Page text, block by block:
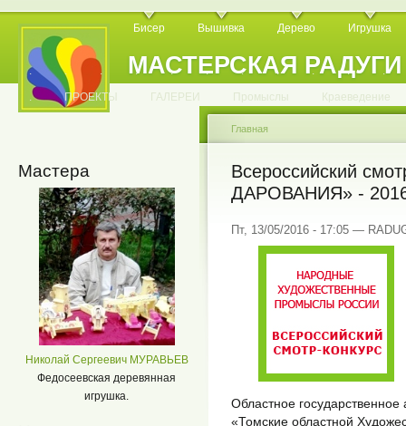
МАСТЕРСКАЯ РАДУГИ
Бисер Вышивка Дерево Игрушка
. . . . . . . . . . .
. ПРОЕКТЫ ГАЛЕРЕИ Промыслы Краеведение
Мастера
Николай Сергеевич МУРАВЬЕВ
Федосеевская деревянная
игрушка.
Главная
Всероссийский
ДАРОВАНИЯ» -
Пт, 13/05/2016 - 17:05 —
Областное
«Томские областной